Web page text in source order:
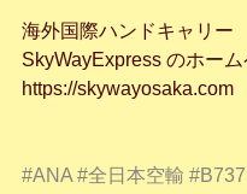
海外国際ハンドキャリー
SkyWayExpress のホー
https://skywayosaka.com
#ANA #全日本空輸 #B737